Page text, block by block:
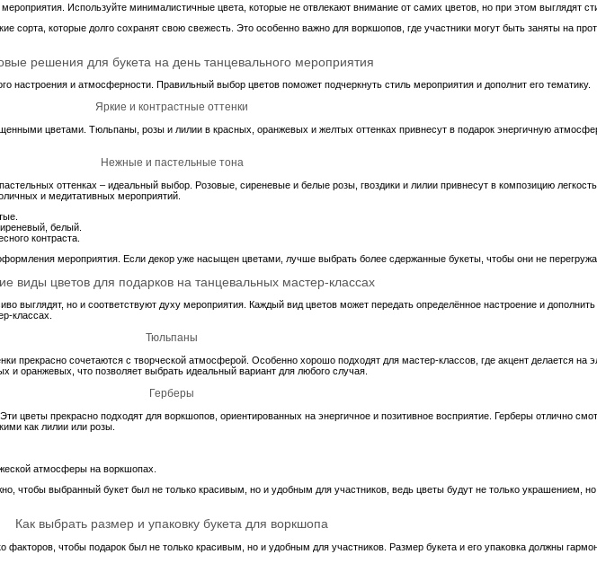
Используйте минималистичные цвета, которые не отвлекают внимание от самих цветов, но при этом выглядят
сорта, которые долго сохранят свою свежесть. Это особенно важно для воркшопов, где участники могут быть заняты на
решения для букета на день танцевального мероприятия
настроения и атмосферности. Правильный выбор цветов поможет подчеркнуть стиль мероприятия и дополнит его тематику.
Яркие и контрастные оттенки
цветами. Тюльпаны, розы и лилии в красных, оранжевых и желтых оттенках привнесут в подарок энергичную
Нежные и пастельные тона
оттенках – идеальный выбор. Розовые, сиреневые и белые розы, гвоздики и лилии привнесут в композицию
и медитативных мероприятий.
белый.
контраста.
мероприятия. Если декор уже насыщен цветами, лучше выбрать более сдержанные букеты, чтобы они не
виды цветов для подарков на танцевальных мастер-классах
выглядят, но и соответствуют духу мероприятия. Каждый вид цветов может передать определённое настроение и
классах.
Тюльпаны
прекрасно сочетаются с творческой атмосферой. Особенно хорошо подходят для мастер-классов, где акцент делается на
оранжевых, что позволяет выбрать идеальный вариант для любого случая.
Герберы
цветы прекрасно подходят для воркшопов, ориентированных на энергичное и позитивное восприятие. Герберы отлично
как лилии или розы.
атмосферы на воркшопах.
чтобы выбранный букет был не только красивым, но и удобным для участников, ведь цветы будут не только украшением,
Как выбрать размер и упаковку букета для воркшопа
факторов, чтобы подарок был не только красивым, но и удобным для участников. Размер букета и его упаковка должны